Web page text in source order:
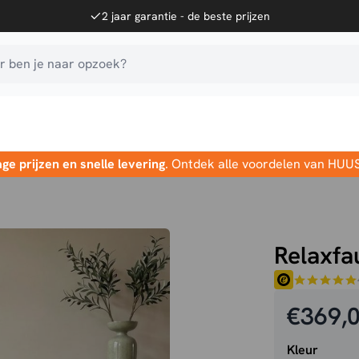
2 jaar garantie - de beste prijzen
ben je naar opzoek?
prijzen en snelle levering. Ontdek alle voordelen van
€
Kleur